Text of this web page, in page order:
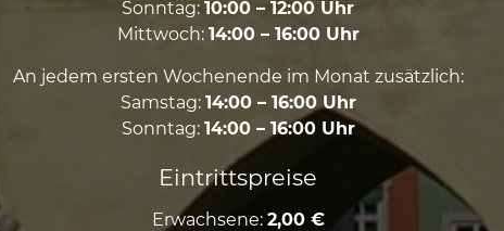
Sonntag:10:00 – 12:00 Uhr
Mittwoch: 14:00 – 16:00 Uhr
An jedem ersten Wochenende im Monat zusätzlich:
Samstag: 14:00 – 16:00 Uhr
Sonntag: 14:00 – 16:00 Uhr
Eintrittspreise
Erwachsene: 2,00 €